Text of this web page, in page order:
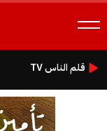
قلم الناس TV